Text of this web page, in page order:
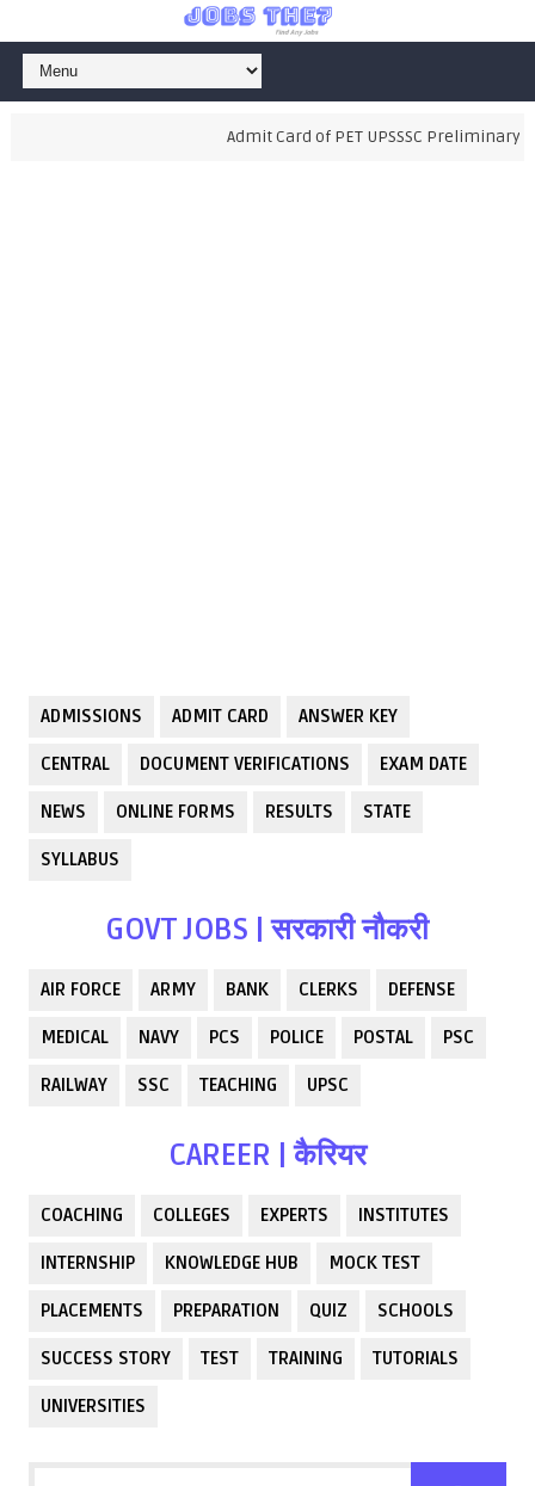
Admit Card of PET UPSSSC Preliminary
ADMISSIONS ADMIT CARD ANSWER KEY
CENTRAL DOCUMENT VERIFICATIONS EXAM DATE
NEWS ONLINE FORMS RESULTS STATE
SYLLABUS
GOVT JOBS | सरकारी नौकरी
AIR FORCE ARMY BANK CLERKS DEFENSE
MEDICAL NAVY PCS POLICE POSTAL PSC
RAILWAY SSC TEACHING UPSC
CAREER | कैरियर
COACHING COLLEGES EXPERTS INSTITUTES
INTERNSHIP KNOWLEDGE HUB MOCK TEST
PLACEMENTS PREPARATION QUIZ SCHOOLS
SUCCESS STORY TEST TRAINING TUTORIALS
UNIVERSITIES